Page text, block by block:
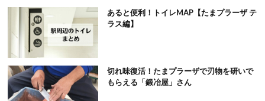
あると便利！トイレMAP【たまプラーザ テ
ラス編】
切れ味復活！たまプラーザで刃物を研いで
もらえる「鍛冶屋」さん